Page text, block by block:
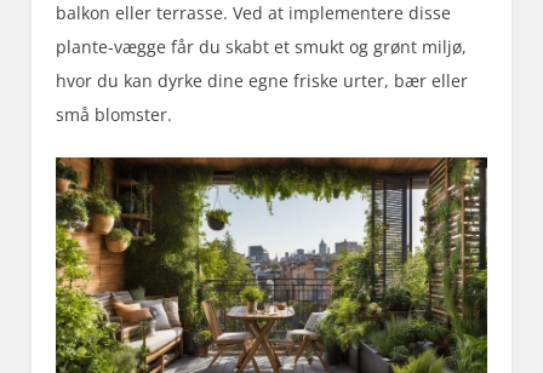
balkon eller terrasse. Ved at implementere disse
plante-vægge får du skabt et smukt og grønt miljø,
hvor du kan dyrke dine egne friske urter, bær eller
små blomster.